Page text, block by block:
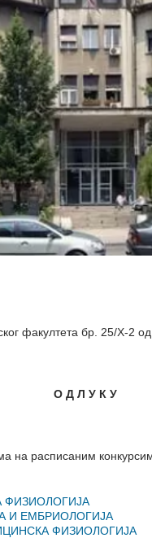
факултета бр. 25/Х-2
О Д Л У К У
на расписаним
ФИЗИОЛОГИЈА
И ЕМБРИОЛОГИЈА
ФИЗИОЛОГИЈА